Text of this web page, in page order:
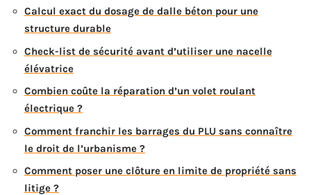
Calcul exact du dosage de dalle béton pour une
structure durable
Check-list de sécurité avant d’utiliser une nacelle
élévatrice
Combien coûte la réparation d’un volet roulant
électrique ?
Comment franchir les barrages du PLU sans connaître
le droit de l’urbanisme ?
Comment poser une clôture en limite de propriété sans
litige ?